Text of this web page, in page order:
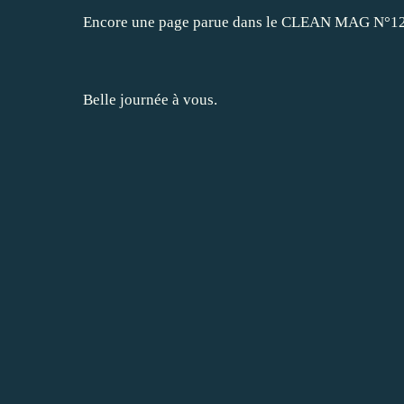
Encore une page parue dans le CLEAN MAG
Belle journée à vous.